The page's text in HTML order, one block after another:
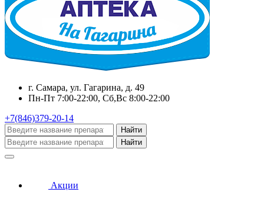
г. Самара, ул. Гагарина, д. 49
Пн-Пт 7:00-22:00, Сб,Вс 8:00-22:00
+7(846)379-20-14
Найти
Найти
Акции